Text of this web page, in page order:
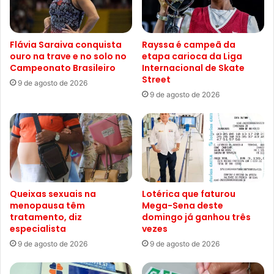
Flávia Saraiva conquista
ouro na trave e no solo no
Campeonato Brasileiro
9 de agosto de 2026
Rayssa é campeã da
etapa carioca da Liga
Internacional de Skate
Street
9 de agosto de 2026
Queixas sexuais na
menopausa têm
tratamento, diz
especialista
9 de agosto de 2026
Lotérica que faturou
Mega-Sena deste
domingo já ganhou três
vezes
9 de agosto de 2026